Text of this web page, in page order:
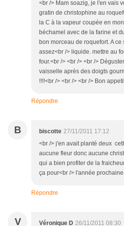
<br /> Mam soazig, je l'en vais
gratin de christophine au
la C à la vapeur coupée en
béchamel avec de la farine et
bon morceau de roquefort. A
assez<br /> liquide. mettre au
four.<br /> <br /> <br />
vaisselle après des doigts
!!!!<br /> <br /> <br /> Bon
Répondre
B biscotte 27/11/2011 17:12
<br /> j'en avait planté deux
aucune fleur donc aucune
qui a bien profiter de la
ça pour<br /> l'année
Répondre
V Véronique D 26/11/2011 08:30